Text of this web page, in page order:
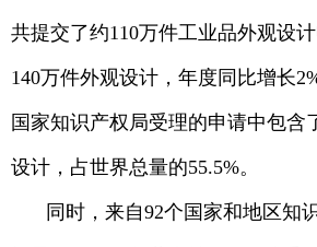
共提交了约110万件工业品外观设
140万件外观设计，年度同比增长
国家知识产权局受理的申请中包含
设计，占世界总量的55.5%。
同时，来自92个国家和地区知